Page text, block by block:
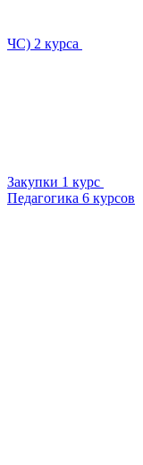
ЧС) 2 курса
Закупки 1 курс
Педагогика 6 курсов